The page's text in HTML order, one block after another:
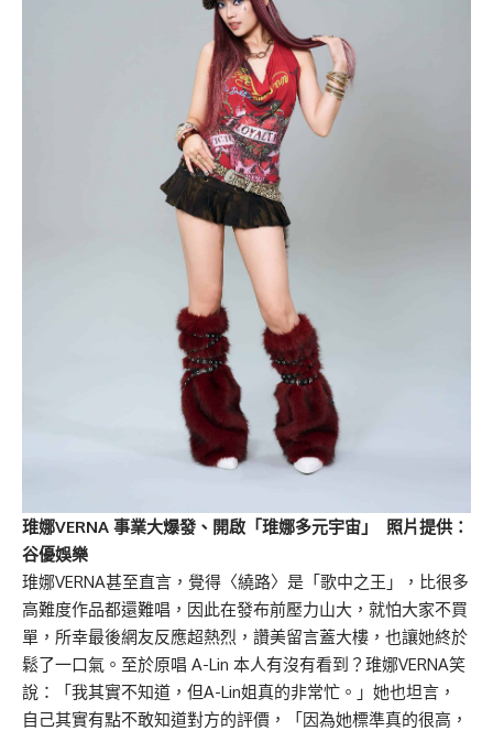
琟娜VERNA 事業大爆發、開啟「琟娜多元宇宙」 照片提供：
谷優娛樂
琟娜VERNA甚至直言，覺得〈繞路〉是「歌中之王」，比很多
高難度作品都還難唱，因此在發布前壓力山大，就怕大家不買
單，所幸最後網友反應超熱烈，讚美留言蓋大樓，也讓她終於
鬆了一口氣。至於原唱 A-Lin 本人有沒有看到？琟娜VERNA笑
說：「我其實不知道，但A-Lin姐真的非常忙。」她也坦言，
自己其實有點不敢知道對方的評價，「因為她標準真的很高，